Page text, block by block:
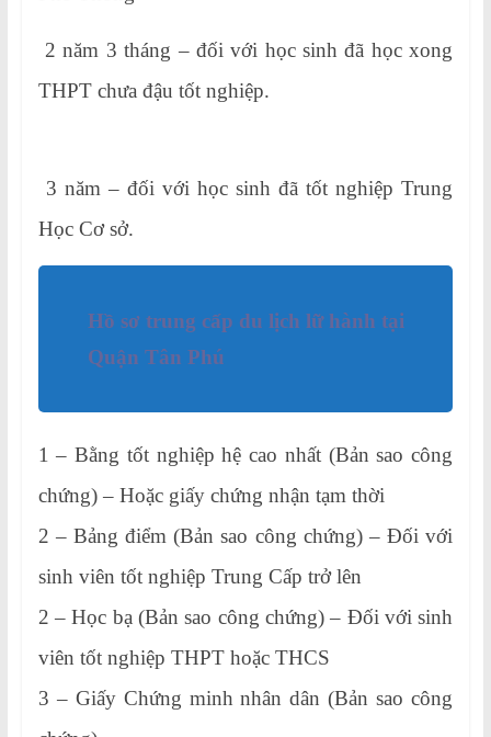
2 năm 3 tháng – đối với học sinh đã học xong
THPT chưa đậu tốt nghiệp.
3 năm – đối với học sinh đã tốt nghiệp Trung
Học Cơ sở.
Hồ sơ trung cấp du lịch lữ hành tại
Quận Tân Phú
1 – Bằng tốt nghiệp hệ cao nhất (Bản sao công
chứng) – Hoặc giấy chứng nhận tạm thời
2 – Bảng điểm (Bản sao công chứng) – Đối với
sinh viên tốt nghiệp Trung Cấp trở lên
2 – Học bạ (Bản sao công chứng) – Đối với sinh
viên tốt nghiệp THPT hoặc THCS
3 – Giấy Chứng minh nhân dân (Bản sao công